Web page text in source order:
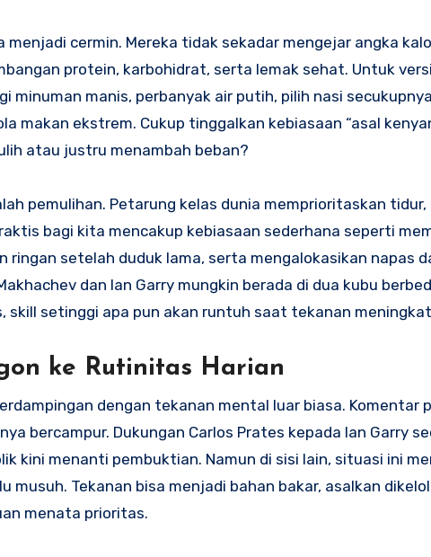
cermin. Mereka tidak sekadar mengejar angka
protein, karbohidrat, serta lemak sehat. Untuk
minuman manis, perbanyak air putih, pilih nasi
makan ekstrem. Cukup tinggalkan kebiasaan “asal
atau justru menambah beban?
pemulihan. Petarung kelas dunia memprioritaskan tidur,
bagi kita mencakup kebiasaan sederhana seperti
ringan setelah duduk lama, serta mengalokasikan napas
dan Ian Garry mungkin berada di dua kubu
skill setinggi apa pun akan runtuh saat tekanan
ke Rutinitas Harian
dengan tekanan mental luar biasa. Komentar
bercampur. Dukungan Carlos Prates kepada Ian Garry
kini menanti pembuktian. Namun di sisi lain, situasi ini
Tekanan bisa menjadi bahan bakar, asalkan
menata prioritas.